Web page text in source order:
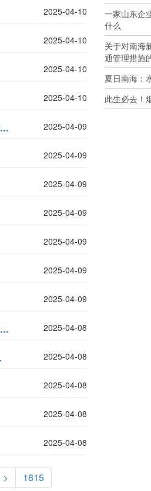
2025-04-10
2025-04-10
2025-04-10
2025-04-10
2025-04-09
2025-04-09
2025-04-09
2025-04-09
2025-04-09
2025-04-09
2025-04-09
2025-04-08
2025-04-08
2025-04-08
2025-04-08
2025-04-08
> 1815
一家山东企
什么
关于对南海
通管理措施
夏日南海：
此生必去！